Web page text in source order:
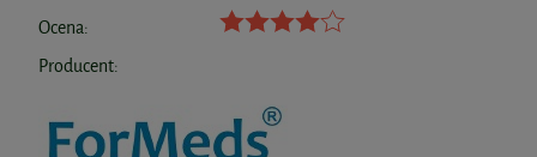
Ocena:
Producent: